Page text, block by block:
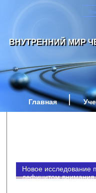
ВНУТРЕННИЙ МИР
Главная
Новое исследование
дефицитом внимания